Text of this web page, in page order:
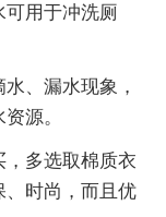
可用于冲洗厕
、漏水现象，
源。
多选取棉质衣
、时尚，而且优